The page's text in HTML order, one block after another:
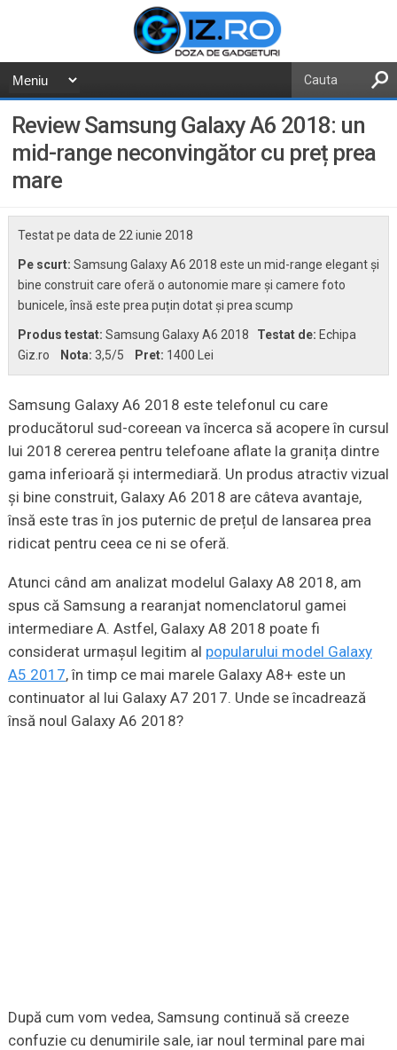
Review Samsung Galaxy A6 2018: un
mid-range neconvingător cu preț prea
mare
Testat pe data de 22 iunie 2018
Pe scurt: Samsung Galaxy A6 2018 este un mid-range elegant și
bine construit care oferă o autonomie mare și camere foto
bunicele, însă este prea puțin dotat și prea scump
Produs testat: Samsung Galaxy A6 2018 Testat de: Echipa
Giz.ro
Nota: 3,5/5 Pret: 1400 Lei
Samsung Galaxy A6 2018 este telefonul cu care
producătorul sud-coreean va încerca să acopere în cursul
lui 2018 cererea pentru telefoane aflate la granița dintre
gama inferioară și intermediară. Un produs atractiv vizual
și bine construit, Galaxy A6 2018 are câteva avantaje,
însă este tras în jos puternic de prețul de lansarea prea
ridicat pentru ceea ce ni se oferă.
Atunci când am analizat modelul Galaxy A8 2018, am
spus că Samsung a rearanjat nomenclatorul gamei
intermediare A. Astfel, Galaxy A8 2018 poate fi
considerat urmașul legitim al popularului model Galaxy
A5 2017, în timp ce mai marele Galaxy A8+ este un
continuator al lui Galaxy A7 2017. Unde se încadrează
însă noul Galaxy A6 2018?
După cum vom vedea, Samsung continuă să creeze
confuzie cu denumirile sale, iar noul terminal pare mai